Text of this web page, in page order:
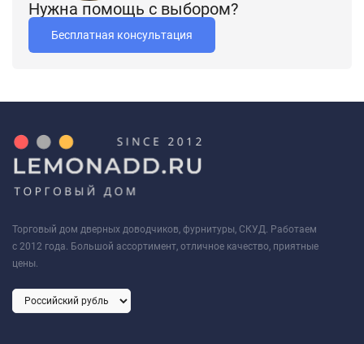
Нужна помощь с выбором?
Бесплатная консультация
Торговый дом дверных доводчиков, фурнитуры, СКУД. Работаем
с 2012 года. Большой ассортимент, отличное качество, приятные
цены.